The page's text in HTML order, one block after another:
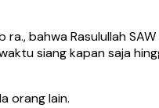
ra., bahwa Rasulullah
siang kapan saja
orang lain.